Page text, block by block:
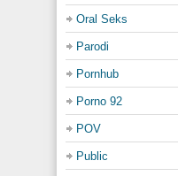
Oral Seks
Parodi
Pornhub
Porno 92
POV
Public